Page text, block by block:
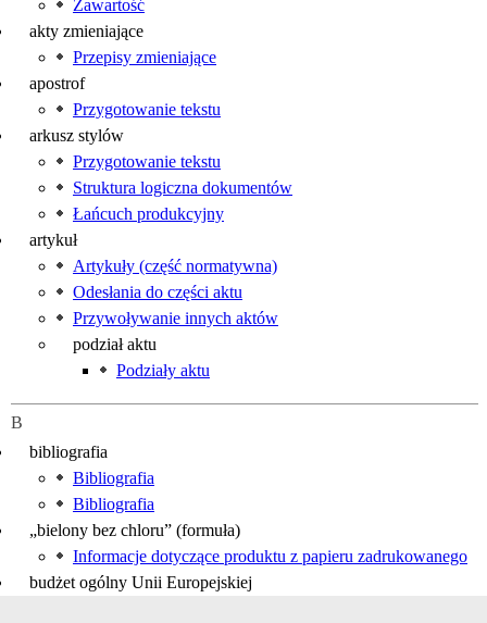
Zawartość
akty zmieniające
Przepisy zmieniające
apostrof
Przygotowanie tekstu
arkusz stylów
Przygotowanie tekstu
Struktura logiczna dokumentów
Łańcuch produkcyjny
artykuł
Artykuły (część normatywna)
Odesłania do części aktu
Przywoływanie innych aktów
podział aktu
Podziały aktu
B
bibliografia
Bibliografia
Bibliografia
„bielony bez chloru” (formuła)
Informacje dotyczące produktu z papieru zadrukowanego
budżet ogólny Unii Europejskiej